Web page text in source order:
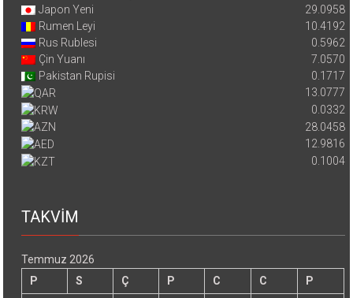
Japon Yeni
29.0958
Rumen Leyi
10.4192
Rus Rublesi
0.5962
Çin Yuanı
7.0570
Pakistan Rupisi
0.1717
13.0777
0.0332
28.0458
12.9816
0.1004
TAKVİM
Temmuz 2026
P
S Ç P C C
P